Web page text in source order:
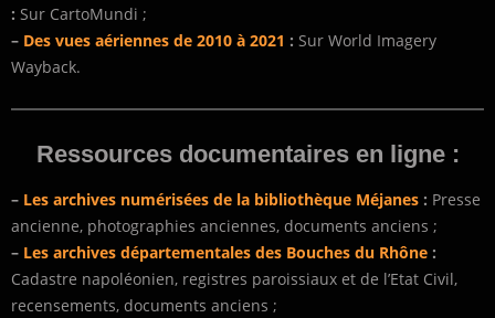
: Sur CartoMundi ;
– Des vues aériennes de 2010 à 2021 : Sur World Imagery
Wayback.
Ressources documentaires en ligne :
– Les archives numérisées de la bibliothèque Méjanes : Presse
ancienne, photographies anciennes, documents anciens ;
– Les archives départementales des Bouches du Rhône :
Cadastre napoléonien, registres paroissiaux et de l’Etat Civil,
recensements, documents anciens ;